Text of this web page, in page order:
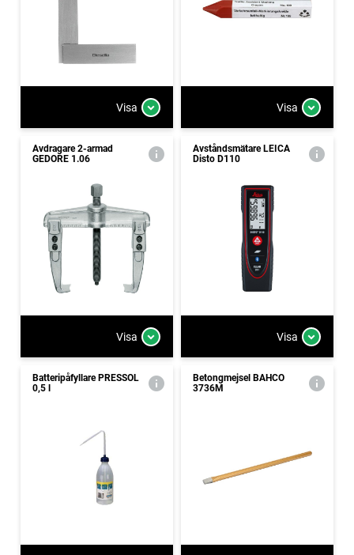
Visa Visa
Avdragare 2-armad
GEDORE 1.06
Visa
Avståndsmätare LEICA
Disto D110
Visa
Batteripåfyllare PRESSOL
0,5 l
Betongmejsel BAHCO
3736M